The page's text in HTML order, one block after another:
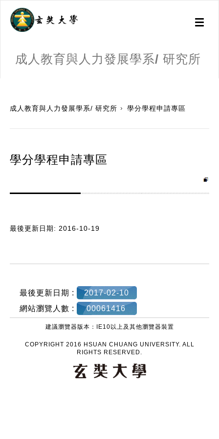
Toggle
成人教育與人力發展學系/ 研究所
成人教育與人力發展學系/ 研究所 學分學程申請專區
學分學程申請專區
最後更新日期: 2016-10-19
最後更新日期 :
2017-02-10
網站瀏覽人數 :
00061416
建議瀏覽器版本：IE10以上及其他瀏覽器裝置
COPYRIGHT 2016 HSUAN CHUANG UNIVERSITY. ALL
RIGHTS RESERVED.